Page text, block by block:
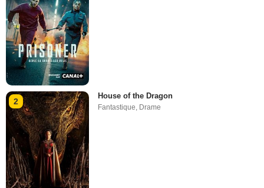
2
House of the Dragon
Fantastique, Drame